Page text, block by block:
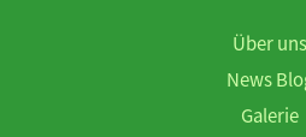
Über uns
News
Galerie